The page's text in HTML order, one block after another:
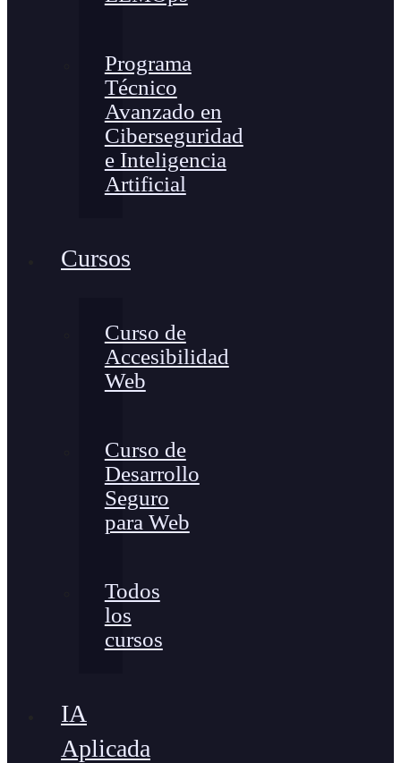
Programa
Técnico
Avanzado en
Ciberseguridad
e Inteligencia
Artificial
Cursos
Curso de
Accesibilidad
Web
Curso de
Desarrollo
Seguro
para Web
Todos
los
cursos
IA
Aplicada